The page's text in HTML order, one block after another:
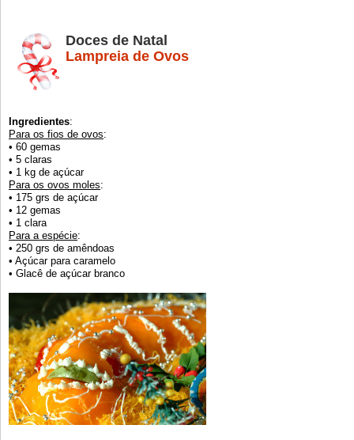
Doces de Natal
Lampreia de Ovos
Ingredientes:
Para os fios de ovos:
• 60 gemas
• 5 claras
• 1 kg de açúcar
Para os ovos moles:
• 175 grs de açúcar
• 12 gemas
• 1 clara
Para a espécie:
• 250 grs de amêndoas
• Açúcar para caramelo
• Glacê de açúcar branco